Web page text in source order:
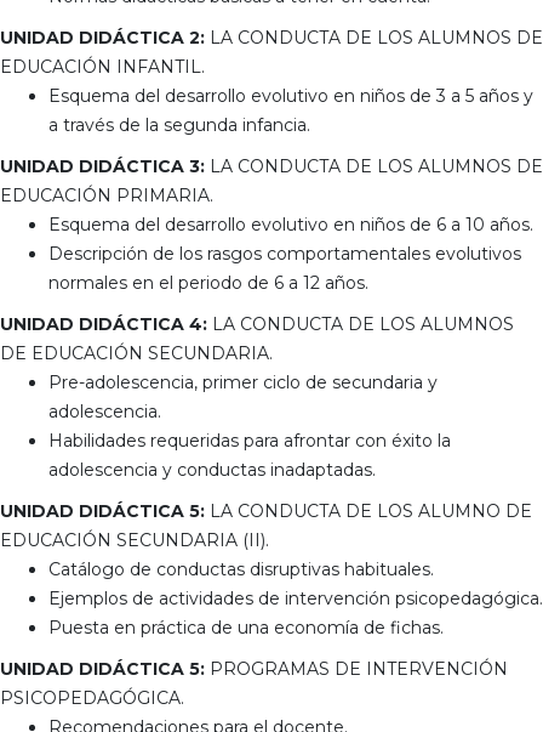
UNIDAD DIDÁCTICA 2: LA CONDUCTA DE LOS ALUMNOS DE
EDUCACIÓN INFANTIL.
Esquema del desarrollo evolutivo en niños de 3 a 5 años y
a través de la segunda infancia.
UNIDAD DIDÁCTICA 3: LA CONDUCTA DE LOS ALUMNOS DE
EDUCACIÓN PRIMARIA.
Esquema del desarrollo evolutivo en niños de 6 a 10 años.
Descripción de los rasgos comportamentales evolutivos
normales en el periodo de 6 a 12 años.
UNIDAD DIDÁCTICA 4: LA CONDUCTA DE LOS ALUMNOS
DE EDUCACIÓN SECUNDARIA.
Pre-adolescencia, primer ciclo de secundaria y
adolescencia.
Habilidades requeridas para afrontar con éxito la
adolescencia y conductas inadaptadas.
UNIDAD DIDÁCTICA 5: LA CONDUCTA DE LOS ALUMNO DE
EDUCACIÓN SECUNDARIA (II).
Catálogo de conductas disruptivas habituales.
Ejemplos de actividades de intervención psicopedagógica.
Puesta en práctica de una economía de fichas.
UNIDAD DIDÁCTICA 5: PROGRAMAS DE INTERVENCIÓN
PSICOPEDAGÓGICA.
Recomendaciones para el docente.